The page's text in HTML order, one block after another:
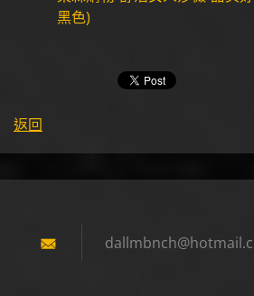
黑色)
返回
dallmbnch@hotmai